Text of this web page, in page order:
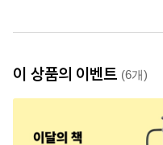
이 상품의 이벤트 (6개)